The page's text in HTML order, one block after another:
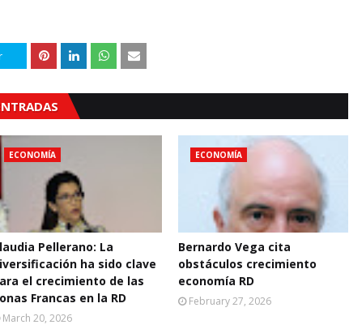
ECONOMÍA
Pellerano: La
ha sido clave
el crecimiento de las
Francas en la RD
March 20, 2026
ECONOMÍA
Bernardo Vega cita
obstáculos crecimiento
economía RD
February 27, 2026